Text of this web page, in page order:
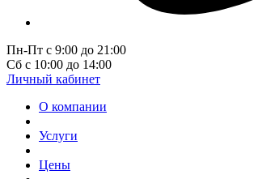
Пн-Пт с 9:00 до 21:00
Сб с 10:00 до 14:00
Личный кабинет
О компании
Услуги
Цены